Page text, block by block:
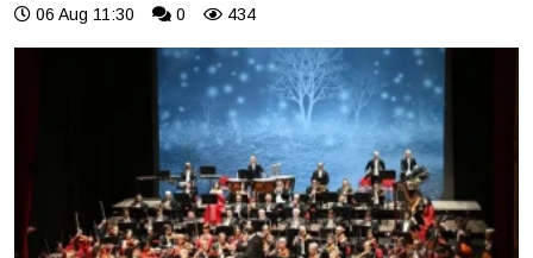
06 Aug 11:30 0 434